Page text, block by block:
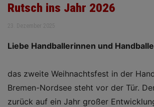
Rutsch ins Jahr 2026
Liebe Handballerinnen und
das zweite Weihnachtsfest in der
Bremen-Nordsee steht vor der Tür.
zurück auf ein Jahr großer